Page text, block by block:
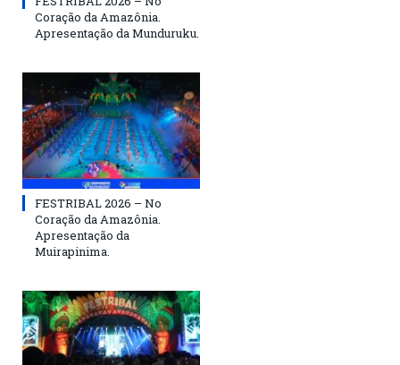
Coração da Amazônia.
Apresentação da Munduruku.
FESTRIBAL 2026 – No
Coração da Amazônia.
Apresentação da
Muirapinima.